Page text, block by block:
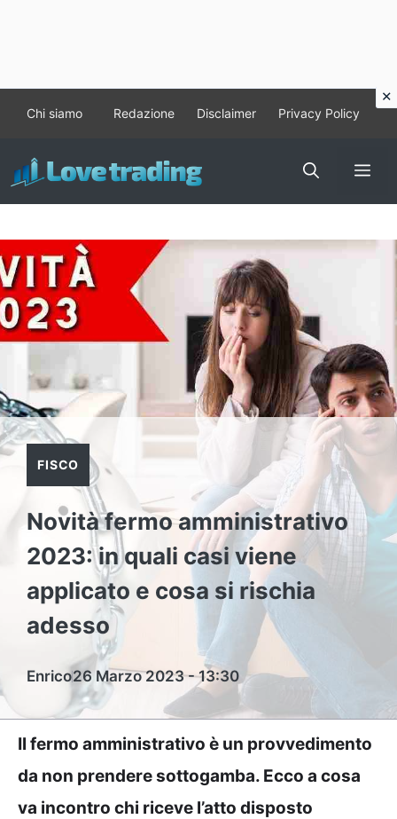
contenuto
Chi siamo Redazione Disclaimer Privacy Policy
FISCO
Novità fermo amministrativo
2023: in quali casi viene
applicato e cosa si rischia
adesso
Enrico26 Marzo 2023 - 13:30
Il fermo amministrativo è un provvedimento
da non prendere sottogamba. Ecco a cosa
va incontro chi riceve l’atto disposto